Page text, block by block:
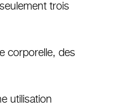
trois
corporelle, des
utilisation